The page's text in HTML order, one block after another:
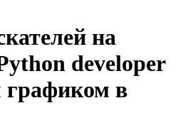
на
developer
в